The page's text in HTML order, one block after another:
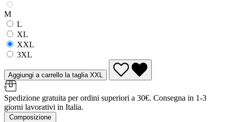
M
L
XL
XXL
3XL
Aggiungi a carrello la taglia XXL
Spedizione gratuita per ordini superiori a 30€. Consegna in 1-3
giorni lavorativi in Italia.
Composizione